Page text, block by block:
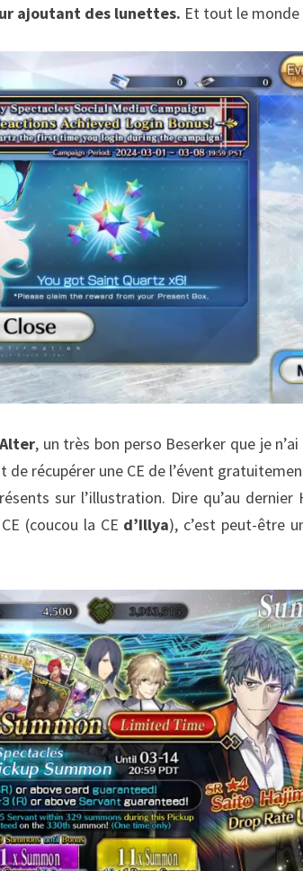
ajoutant des lunettes. Et tout le monde
, un très bon perso Beserker que je
récupérer une CE de l’évent
sur l’illustration. Dire qu’au dernier
(coucou la CE d’Illya), c’est peut-être